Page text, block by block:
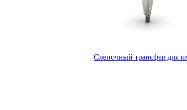
Слепочный трансфер для